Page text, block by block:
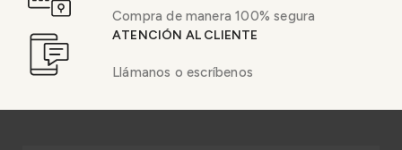
Compra de manera 100% segura
ATENCIÓN AL CLIENTE
Llámanos o escríbenos